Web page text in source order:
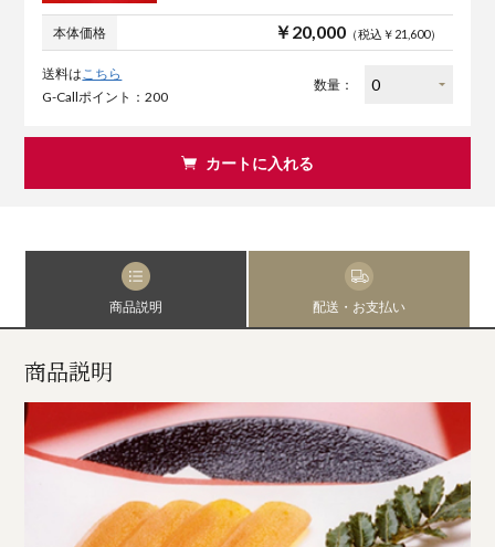
本体価格 ￥20,000（税込￥21,600）
送料は こちら
G-Callポイント：200
数量：
カートに入れる
商品説明 配送・お支払い
商品説明